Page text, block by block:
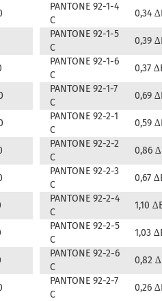
PANTONE 92-1-4
C
0,34
PANTONE 92-1-5
C
0,39
PANTONE 92-1-6
C
0,37
PANTONE 92-1-7
C
0,69
PANTONE 92-2-1
C
0,59
PANTONE 92-2-2
C
0,86
PANTONE 92-2-3
C
0,67
PANTONE 92-2-4
C
1,10
PANTONE 92-2-5
C
1,03
PANTONE 92-2-6
C
0,82
PANTONE 92-2-7
C
0,26